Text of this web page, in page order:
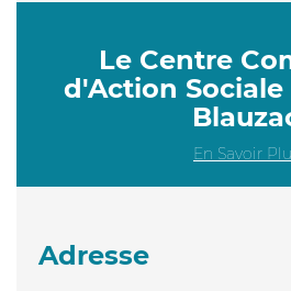
Le Centre
d'Action Sociale
En Savoir
Adresse